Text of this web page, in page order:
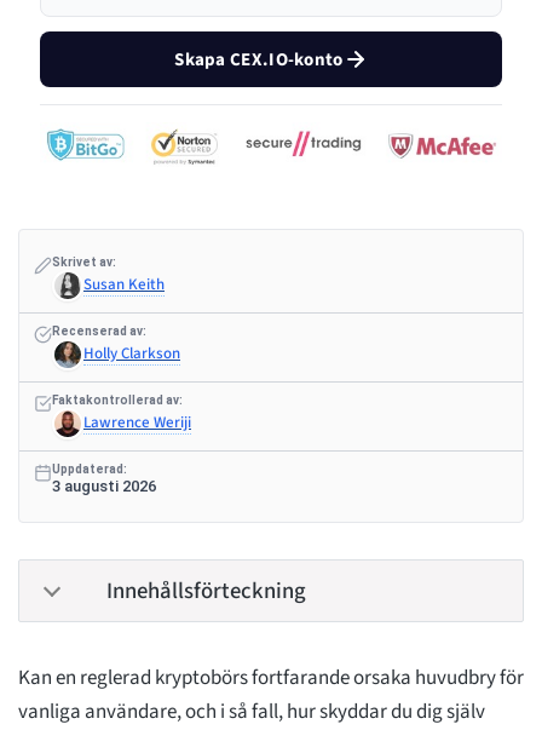
Skapa CEX.IO-konto
Skrivet av:
Susan Keith
Recenserad av:
Holly Clarkson
Faktakontrollerad av:
Lawrence Weriji
Uppdaterad:
3 augusti 2026
Innehållsförteckning
Kan en reglerad kryptobörs fortfarande orsaka huvudbry för
vanliga användare, och i så fall, hur skyddar du dig själv